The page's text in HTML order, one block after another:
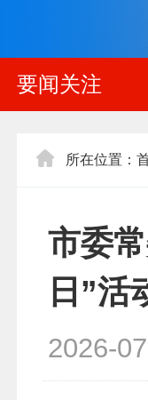
要闻关注
所在位置：
市委
日”活
2026-